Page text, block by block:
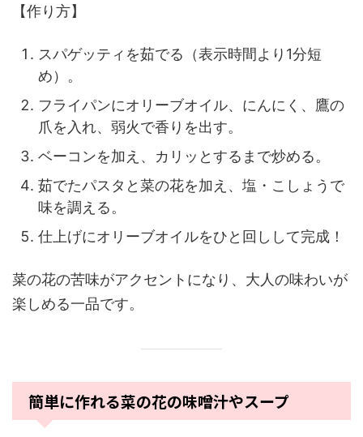
【作り方】
スパゲッティを茹でる（表示時間より1分短
め）。
フライパンにオリーブオイル、にんにく、鷹の
爪を入れ、弱火で香りを出す。
ベーコンを加え、カリッとするまで炒める。
茹でたパスタと菜の花を加え、塩・こしょうで
味を調える。
仕上げにオリーブオイルをひと回しして完成！
菜の花の苦味がアクセントになり、大人の味わいが
楽しめる一品です。
簡単に作れる菜の花の味噌汁やスープ